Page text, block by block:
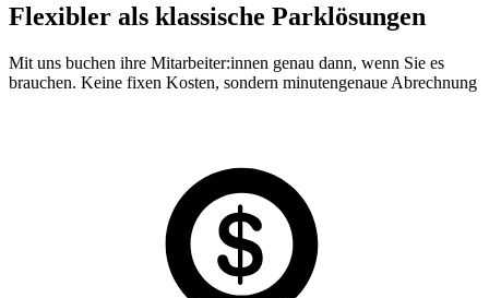
Flexibler als klassische Parklösungen
Mit uns buchen ihre Mitarbeiter:innen genau dann, wenn Sie es
brauchen. Keine fixen Kosten, sondern minutengenaue Abrechnung